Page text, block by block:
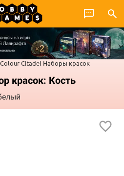
Citadel Наборы красок
красок: Кость